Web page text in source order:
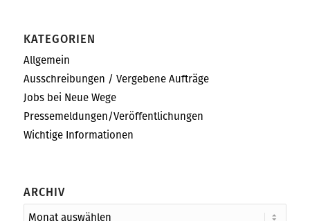
KATEGORIEN
Allgemein
Ausschreibungen / Vergebene Aufträge
Jobs bei Neue Wege
Pressemeldungen/Veröffentlichungen
Wichtige Informationen
ARCHIV